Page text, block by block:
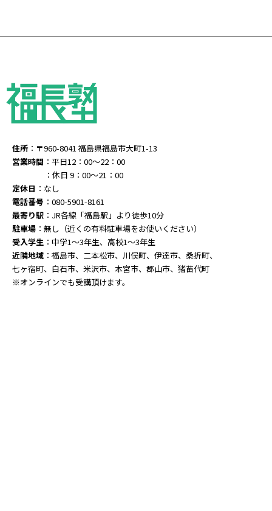
住所：〒960-8041 福島県福島市大町1-13
営業時間 ：平日12：00～22：00
：休日 9：00～21：00
定休日 ：なし
電話番号 ：080-5901-8161
最寄り駅 ：JR各線「福島駅」より徒歩10分
駐車場 ：無し（近くの有料駐車場をお使いください）
受入学生 ：中学1～3年生、高校1～3年生
近隣地域 ：福島市、二本松市、川俣町、伊達市、桑折町、
七ヶ宿町、白石市、米沢市、本宮市、郡山市、猪苗代町
※オンラインでも受講頂けます。